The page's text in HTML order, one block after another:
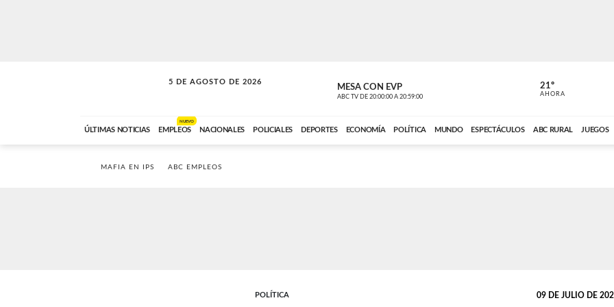
5 DE AGOSTO DE 2026
SOLO MÚSICA MESA CON EVP
ABC TV DE 20:00:00 A 20:59:00 ABC CARDINAL
21º
AHORA
ÚLTIMAS NOTICIAS EMPLEOS
NUEVO
NACIONALES POLICIALES DEPORTES ECONOMÍA POLÍTICA MUNDO ESPECTÁCULOS ABC RURAL JUEGOS
MAFIA EN IPS ABC EMPLEOS
POLÍTICA 09 DE JULIO DE